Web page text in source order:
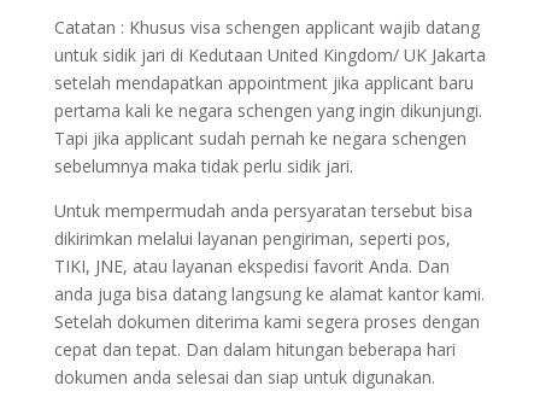
Catatan : Khusus visa schengen applicant wajib datang
untuk sidik jari di Kedutaan United Kingdom/ UK Jakarta
setelah mendapatkan appointment jika applicant baru
pertama kali ke negara schengen yang ingin dikunjungi.
Tapi jika applicant sudah pernah ke negara schengen
sebelumnya maka tidak perlu sidik jari.
Untuk mempermudah anda persyaratan tersebut bisa
dikirimkan melalui layanan pengiriman, seperti pos,
TIKI, JNE, atau layanan ekspedisi favorit Anda. Dan
anda juga bisa datang langsung ke alamat kantor kami.
Setelah dokumen diterima kami segera proses dengan
cepat dan tepat. Dan dalam hitungan beberapa hari
dokumen anda selesai dan siap untuk digunakan.